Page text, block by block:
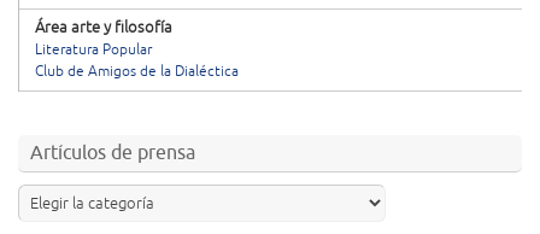
Área arte y filosofía
Literatura Popular
Club de Amigos de la Dialéctica
Artículos de prensa